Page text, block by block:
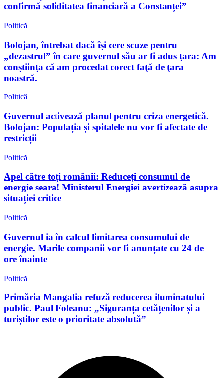
confirmă soliditatea financiară a Constanței”
Politică
Bolojan, întrebat dacă îşi cere scuze pentru
„dezastrul” în care guvernul său ar fi adus ţara: Am
conştiinţa că am procedat corect faţă de ţara
noastră.
Politică
Guvernul activează planul pentru criza energetică.
Bolojan: Populația și spitalele nu vor fi afectate de
restricții
Politică
Apel către toți românii: Reduceți consumul de
energie seara! Ministerul Energiei avertizează asupra
situației critice
Politică
Guvernul ia în calcul limitarea consumului de
energie. Marile companii vor fi anunțate cu 24 de
ore înainte
Politică
Primăria Mangalia refuză reducerea iluminatului
public. Paul Foleanu: „Siguranța cetățenilor și a
turiștilor este o prioritate absolută”